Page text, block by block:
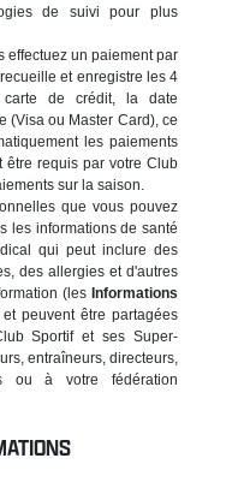
de suivi pour plus
effectuez un paiement par
et enregistre les 4
de crédit, la date
(Visa ou Master Card), ce
les paiements
être requis par votre Club
sur la saison.
que vous pouvez
les informations de santé
qui peut inclure des
des allergies et d'autres
(les Informations
peuvent être partagées
Sportif et ses Super-
entraîneurs, directeurs,
ou à votre fédération